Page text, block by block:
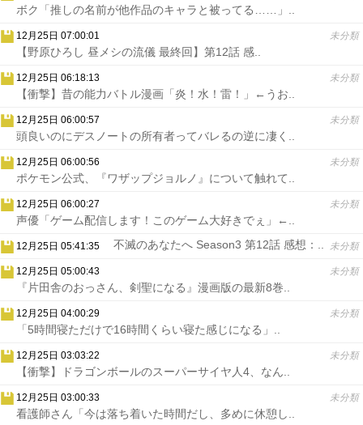
ボク「推しの名前が他作品のキャラと被ってる……」..
12月25日 07:00:01 未分類
【野原ひろし 昼メシの流儀 最終回】第12話 感..
12月25日 06:18:13 未分類
【衝撃】昔の能力バトル漫画「炎！水！雷！」←うお..
12月25日 06:00:57 未分類
頭良いのにデスノートの所有者ってバレるの逆に凄く..
12月25日 06:00:56 未分類
ポケモン公式、『ワザップジョルノ』について触れて..
12月25日 06:00:27 未分類
声優「ゲーム配信します！このゲーム大好きでぇ」←..
12月25日 05:41:35 未分類
不滅のあなたへ Season3 第12話 感想：..
12月25日 05:00:43 未分類
『片田舎のおっさん、剣聖になる』漫画版の最新8巻..
12月25日 04:00:29 未分類
「5時間寝ただけで16時間くらい寝た感じになる」..
12月25日 03:03:22 未分類
【衝撃】ドラゴンボールのスーパーサイヤ人4、なん..
12月25日 03:00:33 未分類
看護師さん「今は落ち着いた時間だし、多めに休憩し..